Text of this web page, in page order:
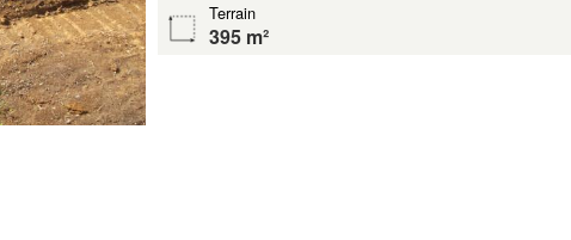
Terrain
395 m²